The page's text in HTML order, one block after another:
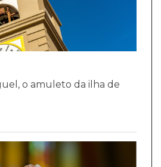
o amuleto da ilha de